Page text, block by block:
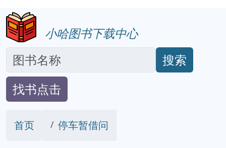
小哈图书下载中心
搜索
找书点击
首页 停车暂借问